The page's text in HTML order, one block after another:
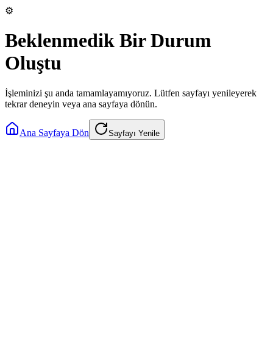
⚙️
Beklenmedik Bir Durum
Oluştu
İşleminizi şu anda tamamlayamıyoruz. Lütfen sayfayı yenileyerek
tekrar deneyin veya ana sayfaya dönün.
Ana Sayfaya Dön Sayfayı Yenile